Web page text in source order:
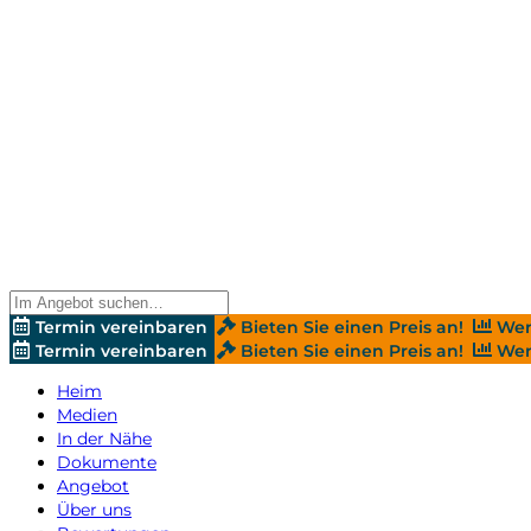
Termin vereinbaren Bieten Sie einen Preis an!
Termin vereinbaren
Bieten Sie einen Preis an!
Heim
Medien
In der Nähe
Dokumente
Angebot
Über uns